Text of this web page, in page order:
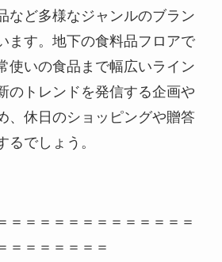
など多様なジャンルのブラン
ます。地下の食料品フロアで
使いの食品まで幅広いライン
のトレンドを発信する企画や
、休日のショッピングや贈答
るでしょう。
＝＝＝＝＝＝＝＝＝＝＝＝＝
＝＝＝＝＝＝＝